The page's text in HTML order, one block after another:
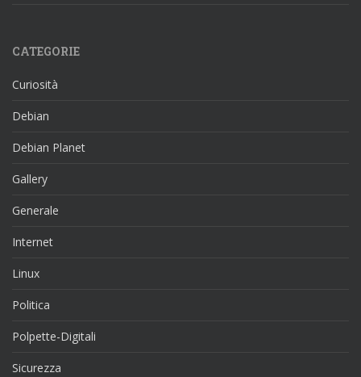
CATEGORIE
Curiosità
Debian
Debian Planet
Gallery
Generale
Internet
Linux
Politica
Polpette-Digitali
Sicurezza